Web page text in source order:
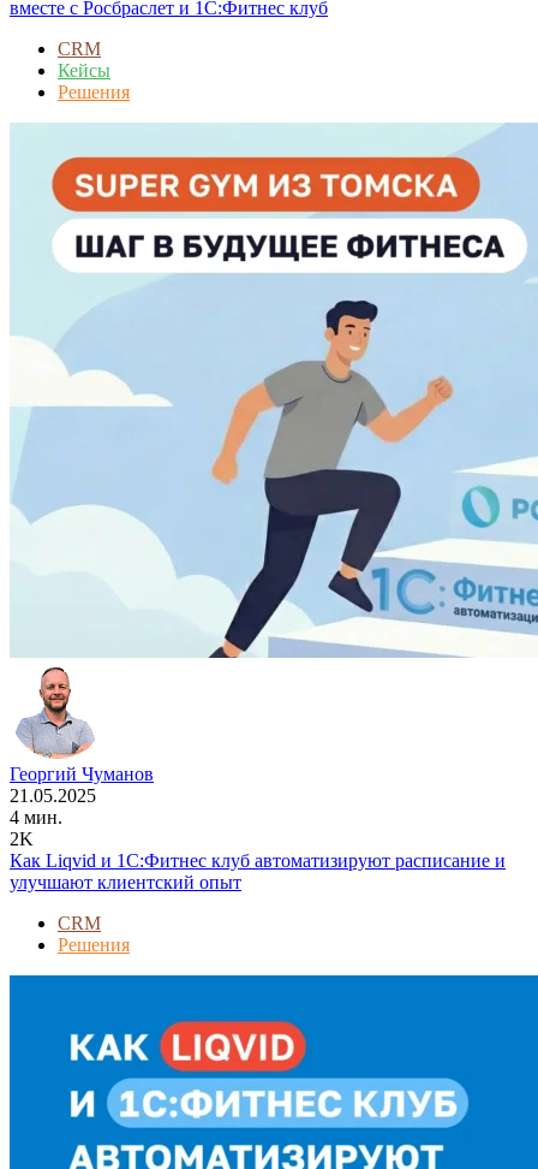
вместе с Росбраслет и 1С:Фитнес клуб
CRM
Кейсы
Решения
Георгий Чуманов
21.05.2025
4 мин.
2K
Как Liqvid и 1С:Фитнес клуб автоматизируют расписание и
улучшают клиентский опыт
CRM
Решения